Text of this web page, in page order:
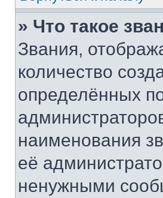
» Что такое
Звания,
количество
определённых
наименования
её
ненужными